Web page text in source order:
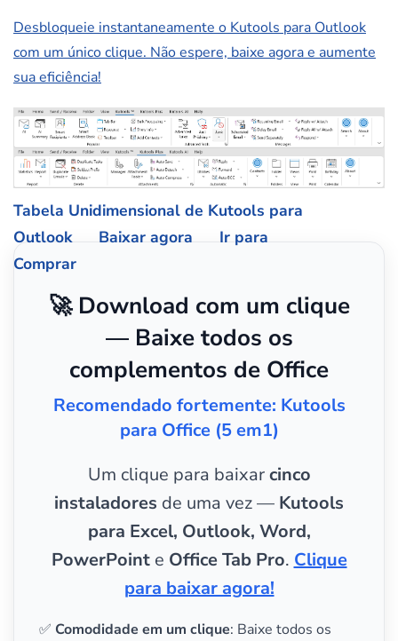
Desbloqueie instantaneamente o Kutools para Outlook
com um único clique. Não espere, baixe agora e aumente
sua eficiência!
Tabela Unidimensional de Kutools para
Outlook
Baixar agora
Ir para
Comprar
🚀 Download com um clique
— Baixe todos os
complementos de Office
Recomendado fortemente: Kutools
para Office (5 em1)
Um clique para baixarcinco
instaladores de uma vez — Kutools
para Excel, Outlook, Word,
PowerPointe Office Tab Pro. Clique
para baixar agora!
✅ Comodidade em um clique: Baixe todos os